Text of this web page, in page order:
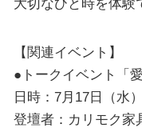
【関連イベント】
●トークイベント「
日時：7月17日（水
登壇者：カリモク家